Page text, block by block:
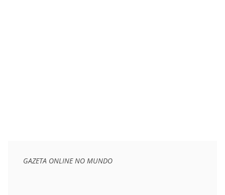
GAZETA ONLINE NO MUNDO